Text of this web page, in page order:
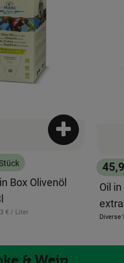
Box Olivenöl
€ / Liter
Produkt zum
,
Oil
extra
,
Diverse,